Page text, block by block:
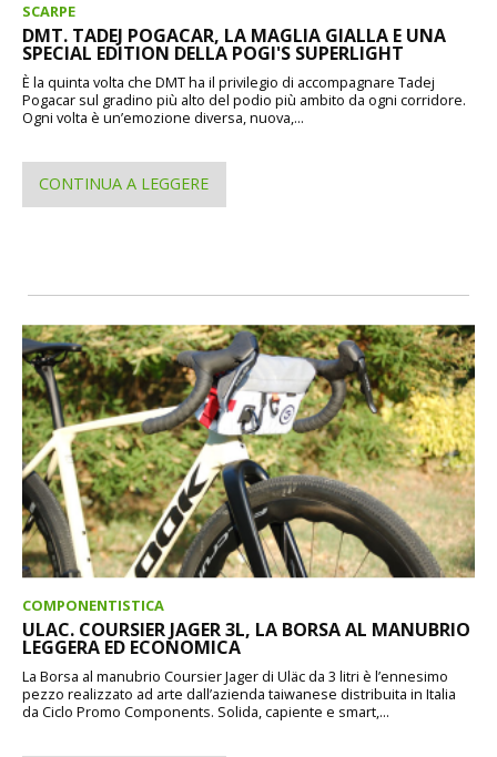
SCARPE
DMT. TADEJ POGACAR, LA MAGLIA GIALLA E UNA
SPECIAL EDITION DELLA POGI'S SUPERLIGHT
È la quinta volta che DMT ha il privilegio di accompagnare Tadej
Pogacar sul gradino più alto del podio più ambito da ogni corridore.
Ogni volta è un’emozione diversa, nuova,...
CONTINUA A LEGGERE
COMPONENTISTICA
ULAC. COURSIER JAGER 3L, LA BORSA AL MANUBRIO
LEGGERA ED ECONOMICA
La Borsa al manubrio Coursier Jager di Uläc da 3 litri è l’ennesimo
pezzo realizzato ad arte dall’azienda taiwanese distribuita in Italia
da Ciclo Promo Components. Solida, capiente e smart,...